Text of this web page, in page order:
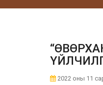
2022 оны 11